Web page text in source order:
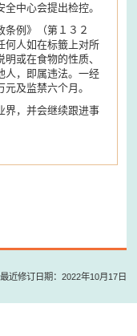
中心会提出检控。
条例》（第１３２
何人如在标籤上对所
或在食物的性质、
人，即属违法。一经
及监禁六个月。
界，并会继续跟进事
最近修订日期：2022年10月17日